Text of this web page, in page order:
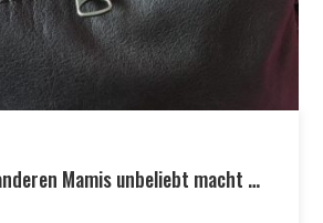
Mamis unbeliebt macht …